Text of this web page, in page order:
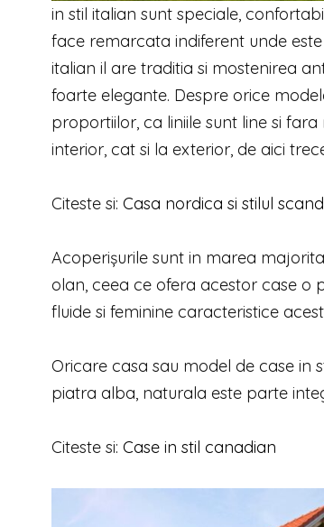
in stil italian sunt speciale,
face remarcata indiferent unde
italian il are traditia si mostenirea
foarte elegante. Despre orice
proportiilor, ca liniile sunt line si
interior, cat si la exterior, de aici
Citeste si: Casa nordica si stilul
Acoperişurile sunt in marea
olan, ceea ce ofera acestor case
fluide si feminine caracteristice
Oricare casa sau model de case in
piatra alba, naturala este parte
Citeste si: Case in stil canadian